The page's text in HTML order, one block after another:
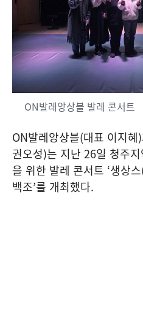
ON발레앙상블 발레 콘서트
ON발레앙상블(대표 이지혜)
권오성)는 지난 26일 청주
을 위한 발레 콘서트 ‘생상스
백조’를 개최했다.